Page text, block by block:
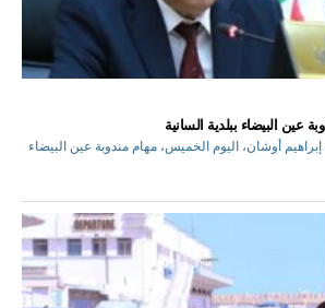
عين البيضاء ببلدية السانية
إبراهيم أوشان، اليوم الخميس، مهام مندوبة عين البيضاء